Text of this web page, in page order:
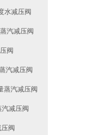
水减压阀
汽减压阀
阀
汽减压阀
蒸汽减压阀
减压阀
阀